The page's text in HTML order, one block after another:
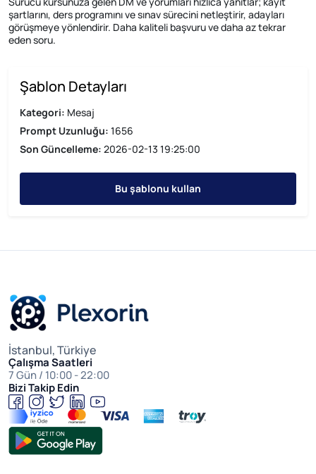
şartlarını, ders programını ve sınav sürecini netleştirir, adayları
görüşmeye yönlendirir. Daha kaliteli başvuru ve daha az tekrar
eden soru.
Şablon Detayları
Kategori: Mesaj
Prompt Uzunluğu: 1656
Son Güncelleme: 2026-02-13 19:25:00
Bu şablonu kullan
İstanbul, Türkiye
Çalışma Saatleri
7 Gün / 10:00 - 22:00
Bizi Takip Edin